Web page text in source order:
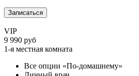
Записаться
VIP
9 990 руб
1-я местная комната
Все опции «По-домашнему»